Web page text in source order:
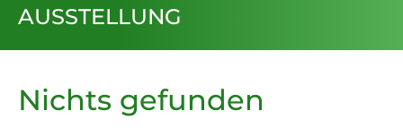
AUSSTELLUNG
Nichts gefunden